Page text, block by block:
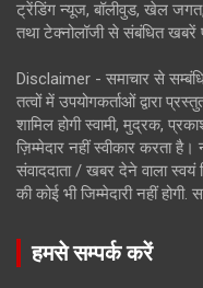
ट्रेंडिंग न्यूज, बॉलीवुड, खेल
तथा टेक्नोलॉजी से संबंधित खबरें
Disclaimer - समाचार से
तत्वों में उपयोगकर्ताओं द्वारा
शामिल होगी स्वामी, मुद्रक,
ज़िम्मेदार नहीं स्वीकार करता
संवाददाता / खबर देने वाला स्वयं
की कोई भी जिम्मेदारी नहीं होगी.
हमसे सम्पर्क करें